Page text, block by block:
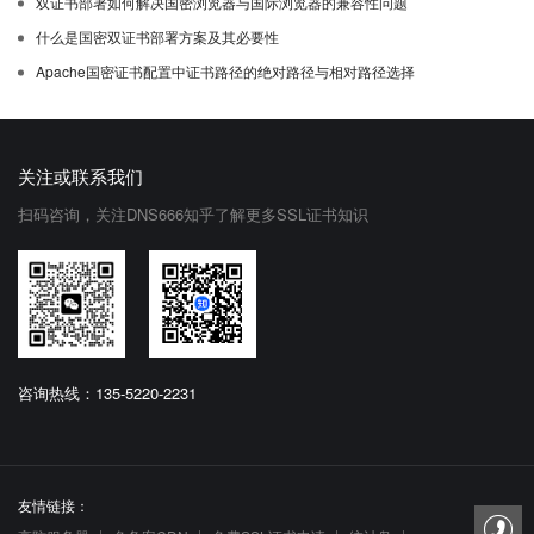
什么是国密双证书部署方案及其必要性
Apache国密证书配置中证书路径的绝对路径与相对路径选择
关注或联系我们
扫码咨询，关注DNS666知乎了解更多SSL证书知识
咨询热线：135-5220-2231
友情链接：